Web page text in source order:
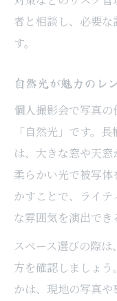
者と相談し、必要
す。
自然光が魅力のレ
個人撮影会で写真
「自然光」です。
は、大きな窓や天窓
柔らかい光で被写
かすことで、ライ
な雰囲気を演出でき
スペース選びの際
方を確認しましょ
かは、現地の写真